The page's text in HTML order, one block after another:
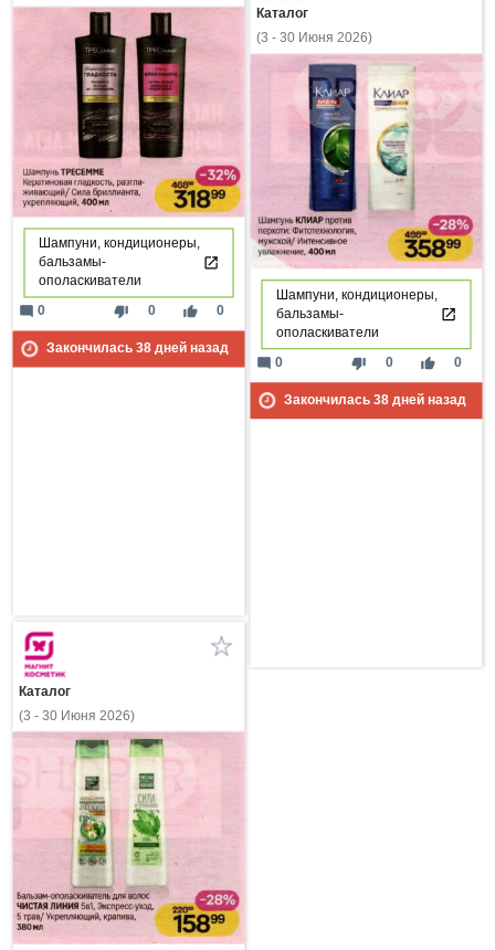
Шампуни, кондиционеры,
бальзамы-
ополаскиватели
thumb_down 0 thumb_up 0
mode_comment 0
Закончилась 38дней назад
Каталог
(3 - 30 Июня 2026)
Шампуни, кондиционеры,
бальзамы-
ополаскиватели
thumb_down 0 thumb_up 0
mode_comment 0
Закончилась 38дней назад
Каталог
(3 - 30 Июня 2026)